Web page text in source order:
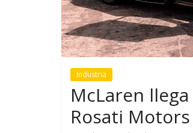
Industria
McLaren
Rosati Motors